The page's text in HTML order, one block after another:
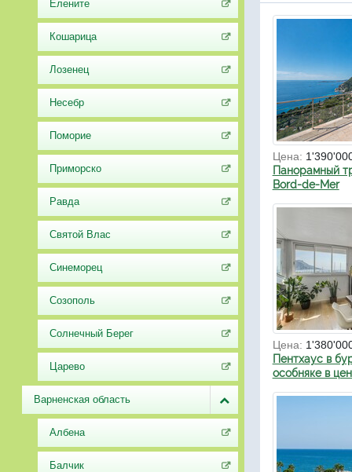
Елените
Кошарица
Лозенец
Несебр
Поморие
Приморско
Равда
Святой Влас
Синеморец
Созополь
Солнечный Берег
Царево
Варненская область
Албена
Балчик
Цена:
Панорамный
Bord-de-Mer
Цена:
Пентхаус в
особняке в